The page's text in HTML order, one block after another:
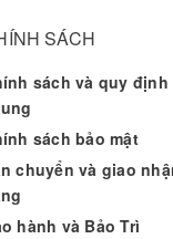
SÁCH
sách và quy định
sách bảo mật
chuyển và giao
hành và Bảo Trì